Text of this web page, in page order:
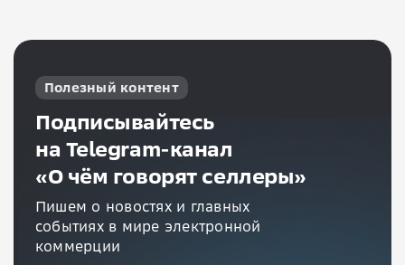
Полезный контент
Подписывайтесь
на Telegram-канал
«О чём говорят селлеры»
Пишем о новостях и главных
событиях в мире электронной
коммерции